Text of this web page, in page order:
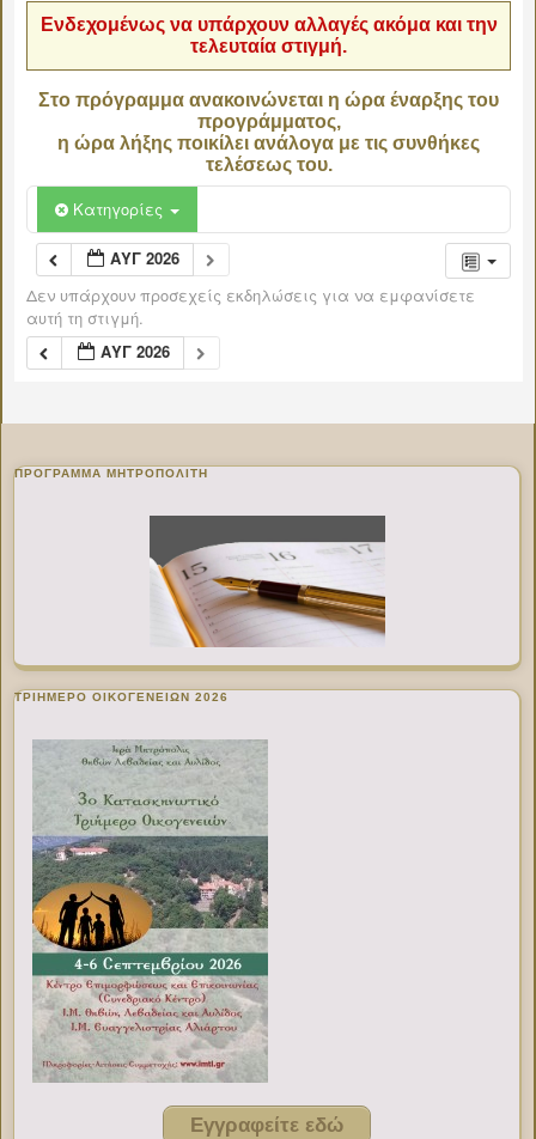
Ενδεχομένως να υπάρχουν αλλαγές ακόμα και την
τελευταία στιγμή.
Στο πρόγραμμα ανακοινώνεται η ώρα έναρξης του
προγράμματος,
η ώρα λήξης ποικίλει ανάλογα με τις συνθήκες
τελέσεως του.
Κατηγορίες
ΑΥΓ 2026
Δεν υπάρχουν προσεχείς εκδηλώσεις για να εμφανίσετε
αυτή τη στιγμή.
ΑΥΓ 2026
ΠΡΌΓΡΑΜΜΑ ΜΗΤΡΟΠΟΛΊΤΗ
ΤΡΙΗΜΕΡΟ ΟΙΚΟΓΕΝΕΙΩΝ 2026
Εγγραφείτε εδώ